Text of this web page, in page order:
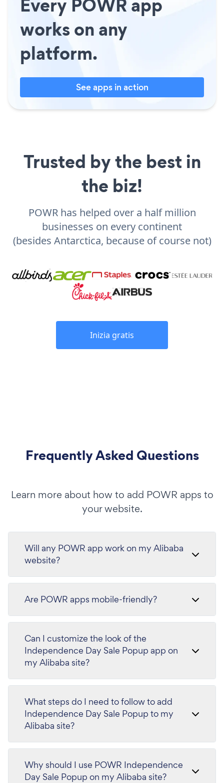
works on any
platform.
See apps in action
Trusted by the best in
the biz!
POWR has helped over a half million
businesses on every continent
(besides Antarctica, because of course not)
Inizia gratis
Frequently Asked Questions
Learn more about how to add POWR apps to
your website.
Will any POWR app work on my Alibaba
website?
Are POWR apps mobile-friendly?
Can I customize the look of the
Independence Day Sale Popup app on
my Alibaba site?
What steps do I need to follow to add
Independence Day Sale Popup to my
Alibaba site?
Why should I use POWR Independence
Day Sale Popup on my Alibaba site?